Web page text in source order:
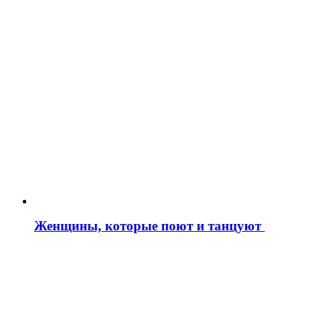
Женщины, которые поют и танцуют